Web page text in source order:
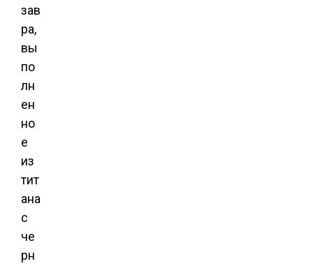
зав
ра,
вы
по
лн
ен
но
е
из
тит
ана
с
че
рн